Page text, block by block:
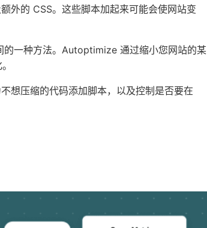
外的 CSS。这些脚本加起来可能会使网站变
的一种方法。Autoptimize 通过缩小您网站的某
想压缩的代码添加脚本，以及控制是否要在